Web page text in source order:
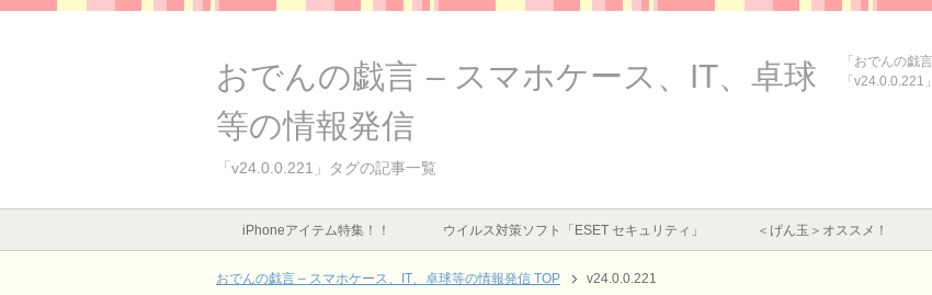
おでんの戯言 – スマホケース、IT、卓球
等の情報発信
「v24.0.0.221」タグの記事一覧
「おでんの戯
「v24.0.0.221
iPhoneアイテム特集！！ ウイルス対策ソフト「ESET セキュリティ」 ＜げん玉＞オススメ！
おでんの戯言 – スマホケース、IT、卓球等の情報発信 TOP v24.0.0.221